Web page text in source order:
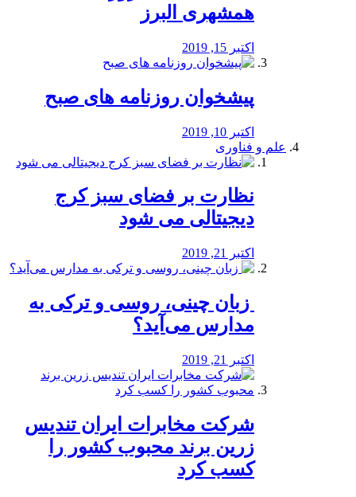
همشهری البرز
اکتبر 15, 2019
پیشخوان روزنامه های صبح
اکتبر 10, 2019
علم و فناوری
نظارت بر فضای سبز کرج
دیجیتالی می شود
اکتبر 21, 2019
️ زبان چینی، روسی و ترکی به
مدارس می‌آید؟
اکتبر 21, 2019
شرکت مخابرات ایران تندیس
زرین برند محبوب کشور را
کسب کرد